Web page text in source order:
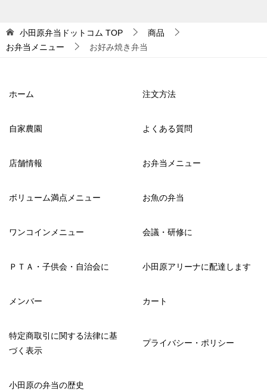
小田原弁当ドットコム TOP
商品
お弁当メニュー
お好み焼き弁当
ホーム 注文方法
自家農園 よくある質問
店舗情報 お弁当メニュー
ボリューム満点メニュー お魚の弁当
ワンコインメニュー 会議・研修に
ＰＴＡ・子供会・自治会に 小田原アリーナに配達します
メンバー カート
特定商取引に関する法律に基
づく表示
プライバシー・ポリシー
小田原の弁当の歴史